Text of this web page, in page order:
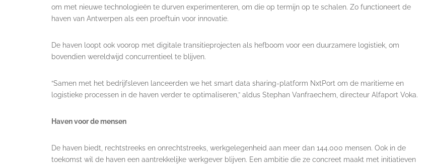
om met nieuwe technologieën te durven experimenteren, om die op termijn op te schalen. Zo functioneert de
haven van Antwerpen als een proeftuin voor innovatie.
De haven loopt ook voorop met digitale transitieprojecten als hefboom voor een duurzamere logistiek, om
bovendien wereldwijd concurrentieel te blijven.
“Samen met het bedrijfsleven lanceerden we het smart data sharing-platform NxtPort om de maritieme en
logistieke processen in de haven verder te optimaliseren,” aldus Stephan Vanfraechem, directeur Alfaport Voka.
Haven voor de mensen
De haven biedt, rechtstreeks en onrechtstreeks, werkgelegenheid aan meer dan 144.000 mensen. Ook in de
toekomst wil de haven een aantrekkelijke werkgever blijven. Een ambitie die ze concreet maakt met initiatieven